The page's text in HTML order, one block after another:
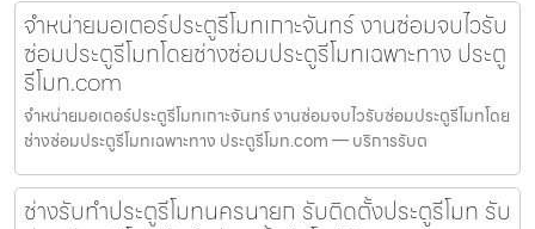
จำหน่ายมอเตอร์ประตูรีโมทเกาะจันทร์ งานซ่อมจบไวรับ
ซ่อมประตูรีโมทโดยช่างซ่อมประตูรีโมทเฉพาะทาง ประตู
รีโมท.com
จำหน่ายมอเตอร์ประตูรีโมทเกาะจันทร์ งานซ่อมจบไวรับซ่อมประตูรีโมทโดย
ช่างซ่อมประตูรีโมทเฉพาะทาง ประตูรีโมท.com — บริการรับต
ช่างรับทำประตูรีโมทนครนายก รับติดตั้งประตูรีโมท รับ